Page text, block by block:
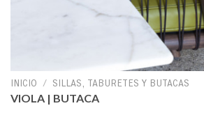
INICIO / SILLAS, TABURETES Y BUTACAS
VIOLA | BUTACA